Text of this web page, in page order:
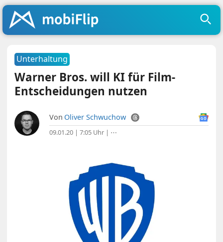
Unterhaltung
Warner Bros. will KI für Film-
Entscheidungen nutzen
Von Oliver Schwuchow
09.01.20 | 7:05 Uhr | ⋯